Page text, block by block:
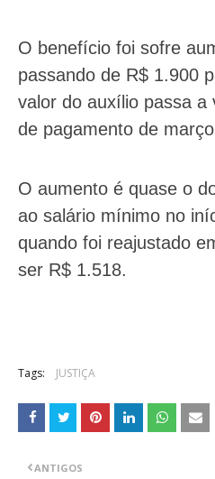
O benefício foi sofre
passando de R$ 1.900
valor do auxílio passa a
de pagamento de
O aumento é quase o
ao salário mínimo no
quando foi reajustado
ser R$ 1.518.
Tags: JUSTIÇA
ANTIGOS